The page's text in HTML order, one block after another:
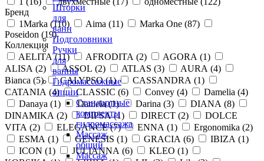
Шторки
для
ванн
Подголовники
Ручки
для
ванны
Гидромассажные
опции
Стандартные
комплекты
гидромассажа
Массаж
общий
Массаж
Бренд
1Marka (110) Aima (11) Marka One (87)
Poseidon (19)
Коллекция
AELITA (11) AFRODITA (2) AGORA (1)
ALISA (2) ASSOL (2) ATLAS (3) AURA (4)
Bianca (5) CALYPSO (1) CASSANDRA (1)
CATANIA (4) CLASSIC (6) Convey (4) Damelia (4)
Danaya (1) Daniela (1) Darina (3) DIANA (8)
DINAMIKA (2) DIPSA (1) DIRECT (2)
DOLCE
VITA (2) ELEGANCE (7) ENNA (1) Ergonomika (2)
ESMA (1) GENESIS (1) GRACIA (6) IBIZA (1)
ICON (1) JULIANNA (6) KLEO (1)